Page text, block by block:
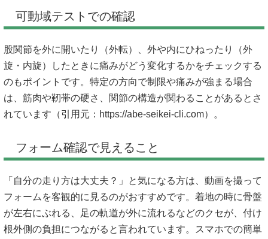
可動域テストでの確認
股関節を外に開いたり（外転）、外や内にひねったり（外
旋・内旋）したときに痛みがどう変化するかをチェックする
のもポイントです。特定の方向で制限や痛みが強まる場合
は、筋肉や靭帯の硬さ、関節の構造が関わることがあるとさ
れています（引用元： https://abe-seikei-cli.com）。
フォーム確認で見えること
「自分の走り方は大丈夫？」と気になる方は、動画を撮って
フォームを客観的に見るのがおすすめです。着地の時に骨盤
が左右にぶれる、足の軌道が外に流れるなどのクセが、付け
根外側の負担につながると言われています。スマホでの簡単